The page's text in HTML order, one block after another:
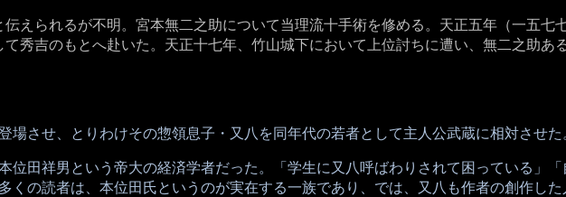
えられるが不明。宮本無二之助について当理流十手術を修める。天正五年（一五七
秀吉のもとへ赴いた。天正十七年、竹山城下において上位討ちに遭い、無二之助あ
させ、とりわけその惣領息子・又八を同年代の若者として主人公武蔵に相対させた
田祥男という帝大の経済学者だった。「学生に又八呼ばわりされて困っている」
の読者は、本位田氏というのが実在する一族であり、では、又八も作者の創作した